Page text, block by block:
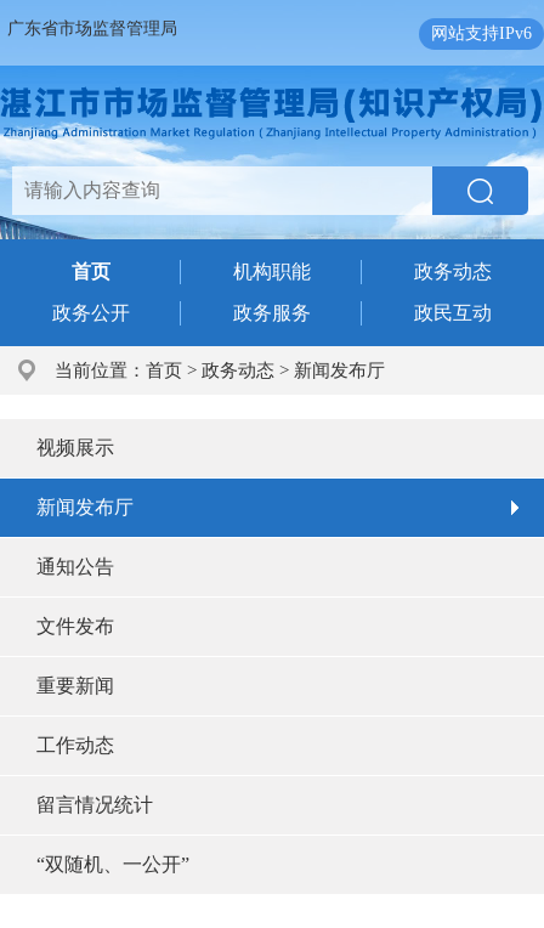
广东省市场监督管理局 网站支持IPv6
首页 机构职能
政务动态
政务公开
政务服务 政民互动
当前位置： 首页 > 政务动态 > 新闻发布厅
视频展示
新闻发布厅
通知公告
文件发布
重要新闻
工作动态
留言情况统计
“双随机、一公开”